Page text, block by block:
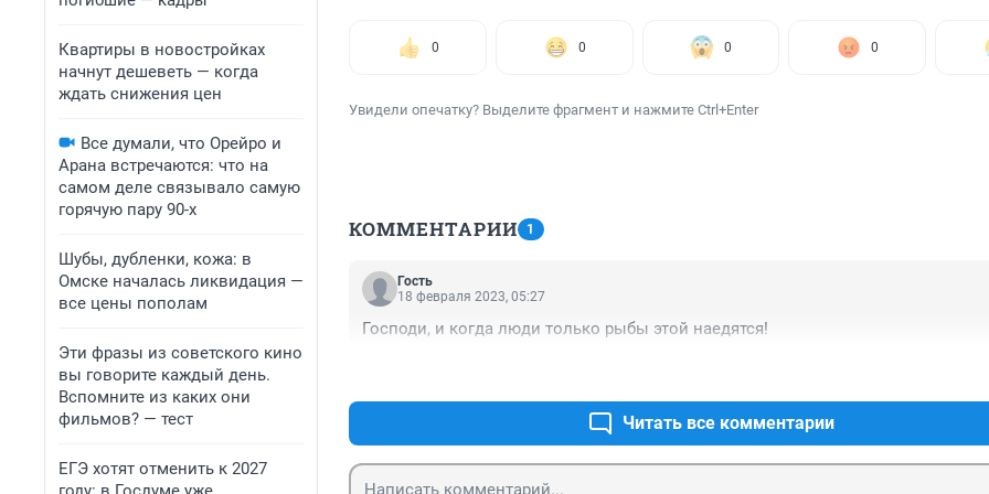
Квартиры в новостройках
начнут дешеветь — когда
ждать снижения цен
Все думали, что Орейро и
Арана встречаются: что на
самом деле связывало самую
горячую пару 90-х
Шубы, дубленки, кожа: в
Омске началась ликвидация —
все цены пополам
Эти фразы из советского кино
вы говорите каждый день.
Вспомните из каких они
фильмов? — тест
ЕГЭ хотят отменить к 2027
0 0 0 0
Увидели опечатку? Выделите фрагмент и нажмите Ctrl+Enter
КОММЕНТАРИИ 1
Гость
18 февраля 2023, 05:27
Господи, и когда люди только рыбы этой наедятся!
Читать все комментарии